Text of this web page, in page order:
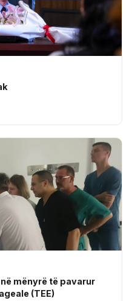
mënyrë të pavarur
(TEE)